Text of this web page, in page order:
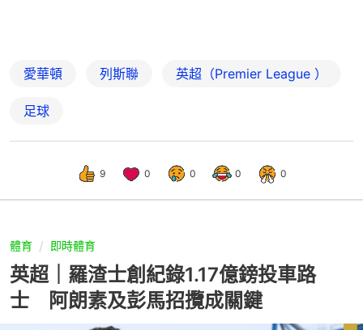
愛華頓 列斯聯 英超（Premier League ）
足球
9 0 0 0 0
體育 即時體育
英超｜羅渣士創紀錄1.17億鎊投車路
士 阿朗素及彭馬招攬成關鍵